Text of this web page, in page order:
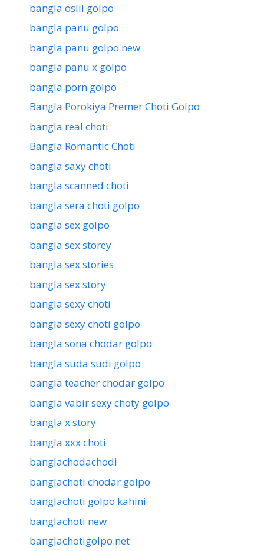
bangla oslil golpo
bangla panu golpo
bangla panu golpo new
bangla panu x golpo
bangla porn golpo
Bangla Porokiya Premer Choti Golpo
bangla real choti
Bangla Romantic Choti
bangla saxy choti
bangla scanned choti
bangla sera choti golpo
bangla sex golpo
bangla sex storey
bangla sex stories
bangla sex story
bangla sexy choti
bangla sexy choti golpo
bangla sona chodar golpo
bangla suda sudi golpo
bangla teacher chodar golpo
bangla vabir sexy choty golpo
bangla x story
bangla xxx choti
banglachodachodi
banglachoti chodar golpo
banglachoti golpo kahini
banglachoti new
banglachotigolpo.net